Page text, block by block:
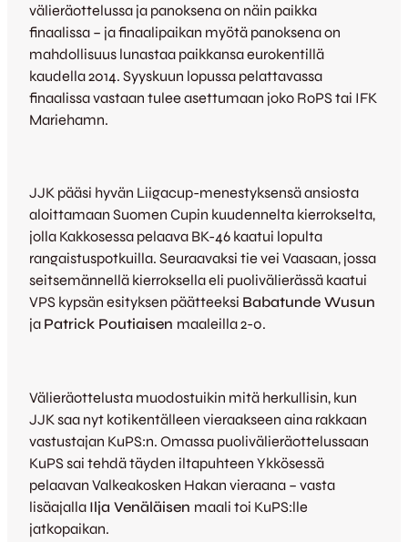
välieräottelussa ja panoksena on näin paikka
finaalissa – ja finaalipaikan myötä panoksena on
mahdollisuus lunastaa paikkansa eurokentillä
kaudella 2014. Syyskuun lopussa pelattavassa
finaalissa vastaan tulee asettumaan joko RoPS tai IFK
Mariehamn.
JJK pääsi hyvän Liigacup-menestyksensä ansiosta
aloittamaan Suomen Cupin kuudennelta kierrokselta,
jolla Kakkosessa pelaava BK-46 kaatui lopulta
rangaistuspotkuilla. Seuraavaksi tie vei Vaasaan, jossa
seitsemännellä kierroksella eli puolivälierässä kaatui
VPS kypsän esityksen päätteeksi Babatunde Wusun
ja Patrick Poutiaisen maaleilla 2-0.
Välieräottelusta muodostuikin mitä herkullisin, kun
JJK saa nyt kotikentälleen vieraakseen aina rakkaan
vastustajan KuPS:n. Omassa puolivälieräottelussaan
KuPS sai tehdä täyden iltapuhteen Ykkösessä
pelaavan Valkeakosken Hakan vieraana – vasta
lisäajalla Ilja Venäläisen maali toi KuPS:lle
jatkopaikan.